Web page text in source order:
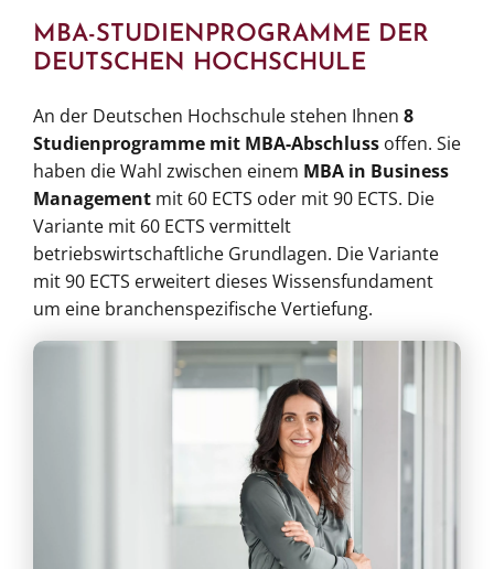
MBA-STUDIENPROGRAMME DER
DEUTSCHEN HOCHSCHULE
An der Deutschen Hochschule stehen Ihnen 8
Studienprogramme mit MBA-Abschluss offen. Sie
haben die Wahl zwischen einem MBA in Business
Management mit 60 ECTS oder mit 90 ECTS. Die
Variante mit 60 ECTS vermittelt
betriebswirtschaftliche Grundlagen. Die Variante
mit 90 ECTS erweitert dieses Wissensfundament
um eine branchenspezifische Vertiefung.